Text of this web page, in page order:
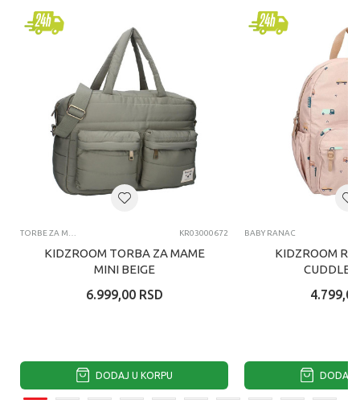
TORBE ZA MAME KR03000672
KIDZROOM TORBA ZA MAME
MINI BEIGE
6.999,00 RSD
DODAJ U KORPU
BABY RANAC
KIDZROOM
CUDDLES
4.799,00
DODAJ